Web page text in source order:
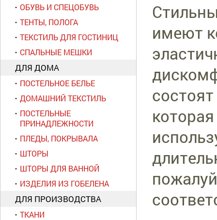
ОБУВЬ И СПЕЦОБУВЬ
ТЕНТЫ, ПОЛОГА
ТЕКСТИЛЬ ДЛЯ ГОСТИНИЦ
СПАЛЬНЫЕ МЕШКИ
ДЛЯ ДОМА
ПОСТЕЛЬНОЕ БЕЛЬЕ
ДОМАШНИЙ ТЕКСТИЛЬ
ПОСТЕЛЬНЫЕ
ПРИНАДЛЕЖНОСТИ
ПЛЕДЫ, ПОКРЫВАЛА
ШТОРЫ
ШТОРЫ ДЛЯ ВАННОЙ
ИЗДЕЛИЯ ИЗ ГОБЕЛЕНА
ДЛЯ ПРОИЗВОДСТВА
ТКАНИ
имеют